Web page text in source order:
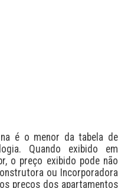
é o menor da tabela de
Quando exibido em
o preço exibido pode não
ou Incorporadora
preços dos apartamentos